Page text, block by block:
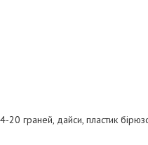
4-20 граней, дайси, пластик